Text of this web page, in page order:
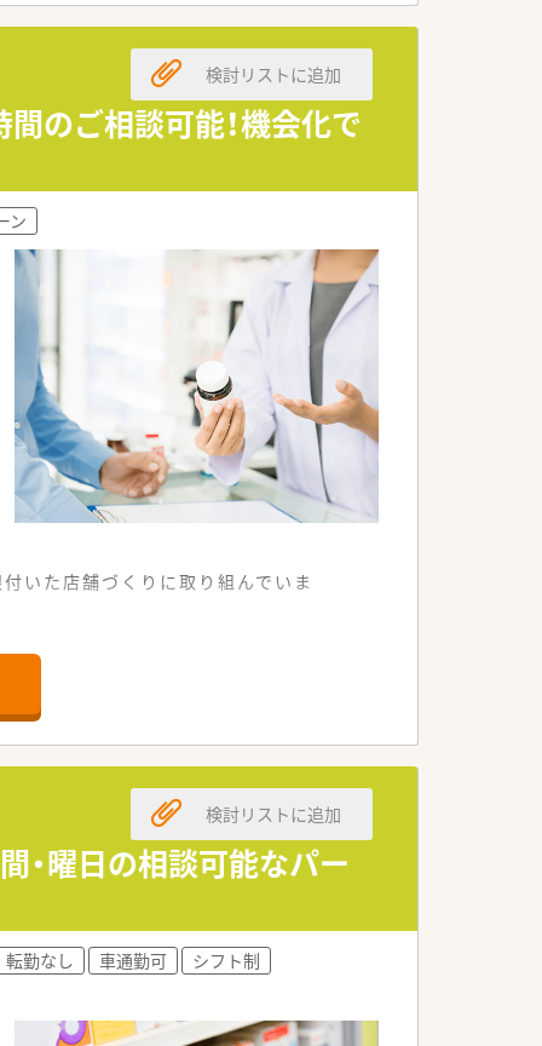
のご相談可能！機会化で
検討リストに追加
ン
いた店舗づくりに取り組んでいま
・曜日の相談可能なパー
検討リストに追加
転勤なし 車通勤可 シフト制